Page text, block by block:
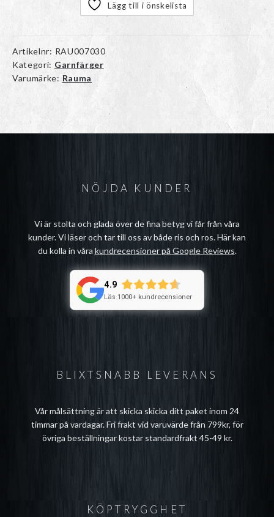
Lägg till i önskelista
Artikelnr: RAU007030
Kategori: Garnfärger
Varumärke: Rauma
BLIXTSNABB LEVERANS
Vår målsättning är att skicka skicka ditt paket inom 24
timmar på vardagar. Fri frakt vid varuvärde från 799kr, för
övriga beställningar kostar standardfrakt 45-49 kr.
NÖJDA KUNDER
Vi är stolta och glada över de fina betyg vi får från våra
kunder. Vi läser och tar till oss av både ris och ros. Här kan
du kolla in våra kundrecensioner på Google Reviews.
4.9
Läs 1000+ kundrecensioner
KÖPTRYGGHET